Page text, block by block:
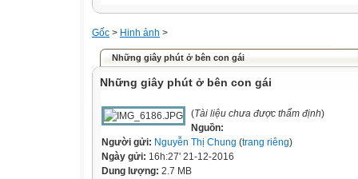
Gốc > Hinh ảnh >
Những giây phút ở bên con gái
Những giây phút ở bên con gái
(Tài liệu chưa được thẩm định)
Nguồn:
Người gửi: Nguyễn Thị Chung (trang riêng)
Ngày gửi: 16h:27' 21-12-2016
Dung lượng: 2.7 MB